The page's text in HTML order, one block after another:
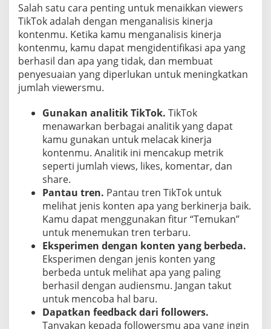
Salah satu cara penting untuk menaikkan viewers
TikTok adalah dengan menganalisis kinerja
kontenmu. Ketika kamu menganalisis kinerja
kontenmu, kamu dapat mengidentifikasi apa yang
berhasil dan apa yang tidak, dan membuat
penyesuaian yang diperlukan untuk meningkatkan
jumlah viewersmu.
Gunakan analitik TikTok. TikTok
menawarkan berbagai analitik yang dapat
kamu gunakan untuk melacak kinerja
kontenmu. Analitik ini mencakup metrik
seperti jumlah views, likes, komentar, dan
share.
Pantau tren. Pantau tren TikTok untuk
melihat jenis konten apa yang berkinerja baik.
Kamu dapat menggunakan fitur “Temukan”
untuk menemukan tren terbaru.
Eksperimen dengan konten yang berbeda.
Eksperimen dengan jenis konten yang
berbeda untuk melihat apa yang paling
berhasil dengan audiensmu. Jangan takut
untuk mencoba hal baru.
Dapatkan feedback dari followers.
Tanyakan kepada followersmu apa yang ingin